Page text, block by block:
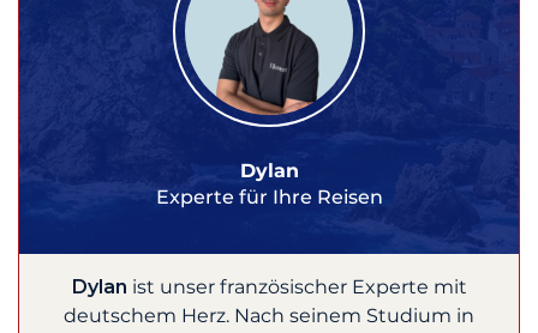
Dylan
Experte für Ihre Reisen
Dylan ist unser französischer Experte mit
deutschem Herz. Nach seinem Studium in